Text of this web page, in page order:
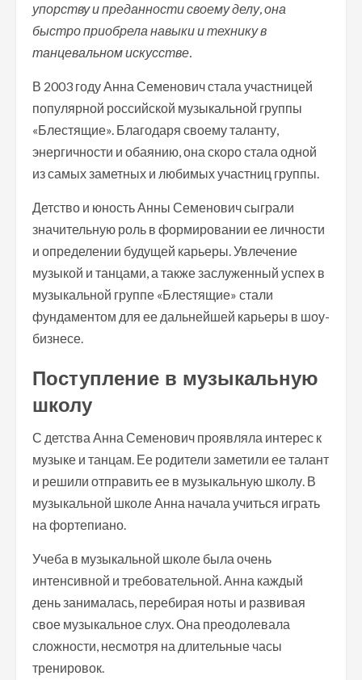
упорству и преданности своему делу, она
быстро приобрела навыки и технику в
танцевальном искусстве.
В 2003 году Анна Семенович стала участницей
популярной российской музыкальной группы
«Блестящие». Благодаря своему таланту,
энергичности и обаянию, она скоро стала одной
из самых заметных и любимых участниц группы.
Детство и юность Анны Семенович сыграли
значительную роль в формировании ее личности
и определении будущей карьеры. Увлечение
музыкой и танцами, а также заслуженный успех в
музыкальной группе «Блестящие» стали
фундаментом для ее дальнейшей карьеры в шоу-
бизнесе.
Поступление в музыкальную
школу
С детства Анна Семенович проявляла интерес к
музыке и танцам. Ее родители заметили ее талант
и решили отправить ее в музыкальную школу. В
музыкальной школе Анна начала учиться играть
на фортепиано.
Учеба в музыкальной школе была очень
интенсивной и требовательной. Анна каждый
день занималась, перебирая ноты и развивая
свое музыкальное слух. Она преодолевала
сложности, несмотря на длительные часы
тренировок.